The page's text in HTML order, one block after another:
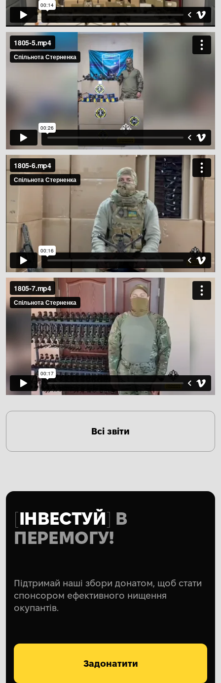
Всі звіти
ІНВЕСТУЙ В
ПЕРЕМОГУ!
Підтримай наші збори донатом, щоб стати
спонсором ефективного нищення
окупантів.
Задонатити